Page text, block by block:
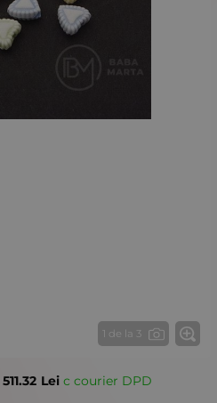
1 de la 3
511.32 Leiс courier DPD